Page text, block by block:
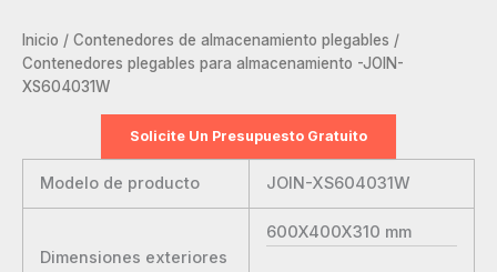
Inicio / Contenedores de almacenamiento plegables /
Contenedores plegables para almacenamiento -JOIN-
XS604031W
Solicite Un Presupuesto Gratuito
Modelo de producto JOIN-XS604031W
Dimensiones exteriores
600X400X310 mm